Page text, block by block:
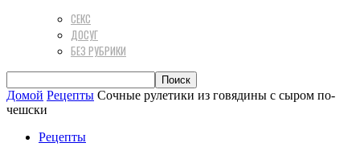
СЕКС
ДОСУГ
БЕЗ РУБРИКИ
Домой Рецепты Сочные рулетики из говядины с сыром по-
чешски
Рецепты